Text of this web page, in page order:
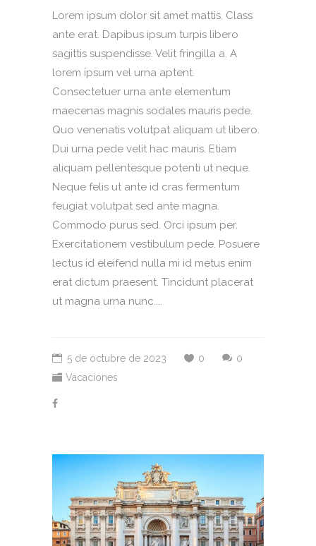
Lorem ipsum dolor sit amet mattis. Class
ante erat. Dapibus ipsum turpis libero
sagittis suspendisse. Velit fringilla a. A
lorem ipsum vel urna aptent.
Consectetuer urna ante elementum
maecenas magnis sodales mauris pede.
Quo venenatis volutpat aliquam ut libero.
Dui urna pede velit hac mauris. Etiam
aliquam pellentesque potenti ut neque.
Neque felis ut ante id cras fermentum
feugiat volutpat sed ante magna.
Commodo purus sed. Orci ipsum per.
Exercitationem vestibulum pede. Posuere
lectus id eleifend nulla mi id metus enim
erat dictum praesent. Tincidunt placerat
ut magna urna nunc....
5 de octubre de 2023 0
0
Vacaciones